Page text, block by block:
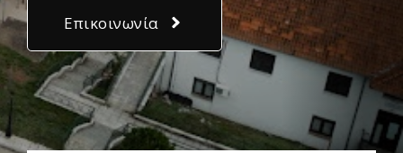
Επικοινωνία